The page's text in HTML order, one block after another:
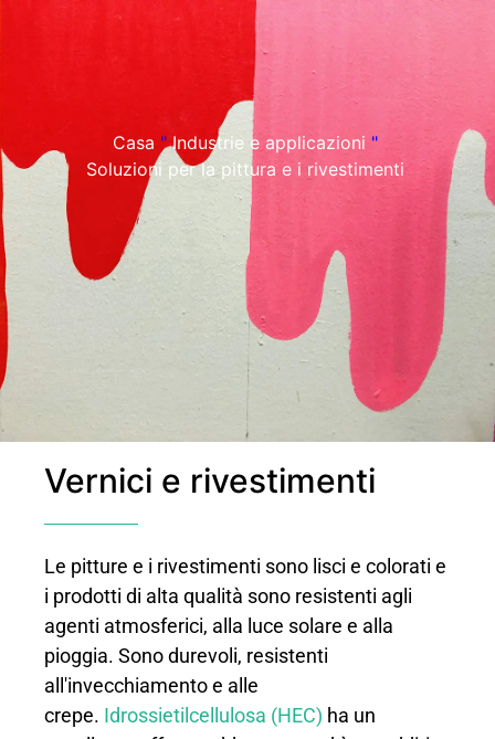
Casa " Industrie e applicazioni "
Soluzioni per la pittura e i rivestimenti
Vernici e rivestimenti
Le pitture e i rivestimenti sono lisci e colorati e
i prodotti di alta qualità sono resistenti agli
agenti atmosferici, alla luce solare e alla
pioggia. Sono durevoli, resistenti
all'invecchiamento e alle
crepe. Idrossietilcellulosa (HEC) ha un